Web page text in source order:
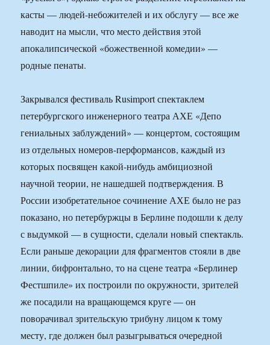
касты — людей-небожителей и их обслугу — все же
наводит на мысли, что место действия этой
апокалипсической «божественной комедии» —
родные пенаты.
Закрывался фестиваль Rusimport спектаклем
петербургского инженерного театра АХЕ «Депо
гениальных заблуждений» — концертом, состоящим
из отдельных номеров-перформансов, каждый из
которых посвящен какой-нибудь амбициозной
научной теории, не нашедшей подтверждения. В
России изобретательное сочинение АХЕ было не раз
показано, но петербуржцы в Берлине подошли к делу
с выдумкой — в сущности, сделали новый спектакль.
Если раньше декорации для фрагментов стояли в две
линии, бифронтально, то на сцене театра «Берлинер
Фестшпиле» их построили по окружности, зрителей
же посадили на вращающемся круге — он
поворачивал зрительскую трибуну лицом к тому
месту, где должен был разыгрываться очередной